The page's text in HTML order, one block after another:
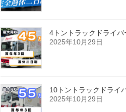
4トントラックドライ
2025年10月29日
10トントラックドライ
2025年10月29日